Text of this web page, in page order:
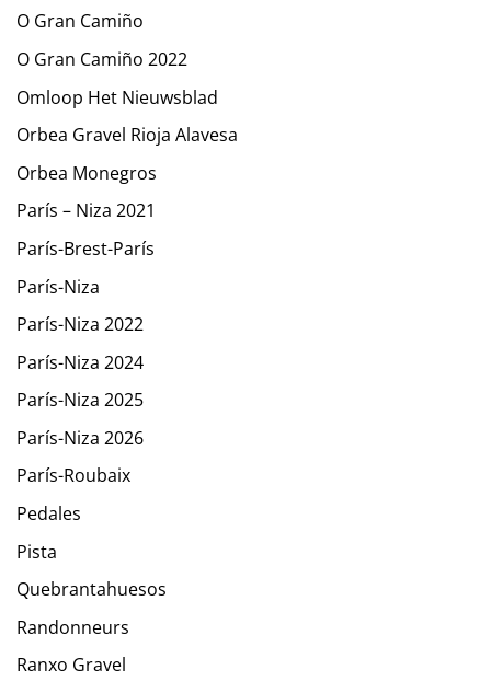
O Gran Camiño
O Gran Camiño 2022
Omloop Het Nieuwsblad
Orbea Gravel Rioja Alavesa
Orbea Monegros
París – Niza 2021
París-Brest-París
París-Niza
París-Niza 2022
París-Niza 2024
París-Niza 2025
París-Niza 2026
París-Roubaix
Pedales
Pista
Quebrantahuesos
Randonneurs
Ranxo Gravel